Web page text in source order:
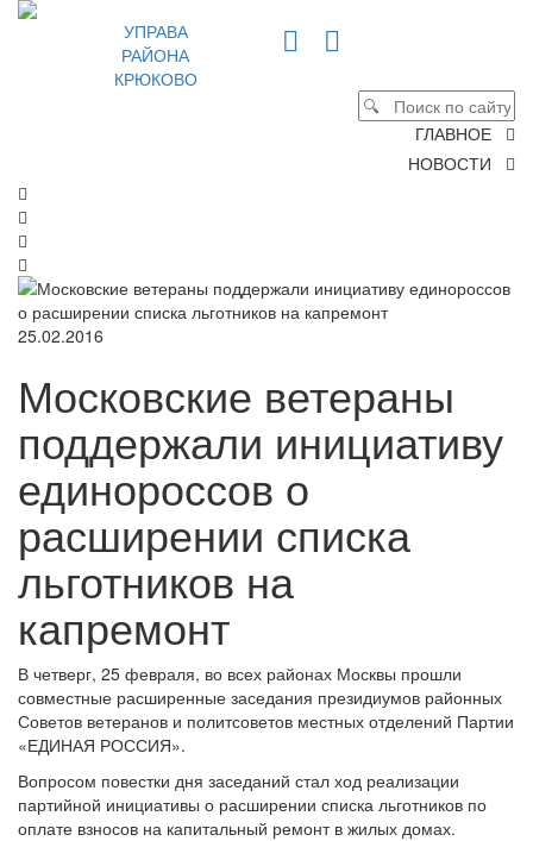
УПРАВА
РАЙОНА
КРЮКОВО
ГЛАВНОЕ
НОВОСТИ
25.02.2016
Московские ветераны
поддержали инициативу
единороссов о
расширении списка
льготников на
капремонт
В четверг, 25 февраля, во всех районах Москвы прошли
совместные расширенные заседания президиумов районных
Советов ветеранов и политсоветов местных отделений Партии
«ЕДИНАЯ РОССИЯ».
Вопросом повестки дня заседаний стал ход реализации
партийной инициативы о расширении списка льготников по
оплате взносов на капитальный ремонт в жилых домах.